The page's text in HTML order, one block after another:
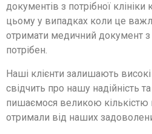
документів з потрібної клініки
цьому у випадках коли це
отримати медичний документ
потрібен.
Наші клієнти залишають
свідчить про нашу надійність
пишаємося великою кількістю
отримали від наших